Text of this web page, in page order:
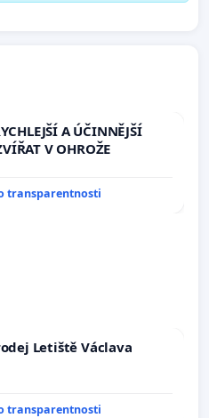
A ÚČINNĚJŠÍ
V OHROŽE
transparentnosti
Letiště Václava
transparentnosti